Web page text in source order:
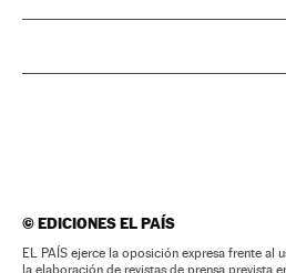
©EDICIONES EL PAÍS
EL PAÍS ejerce la oposición expresa frente al
la elaboración de revistas de prensa prevista